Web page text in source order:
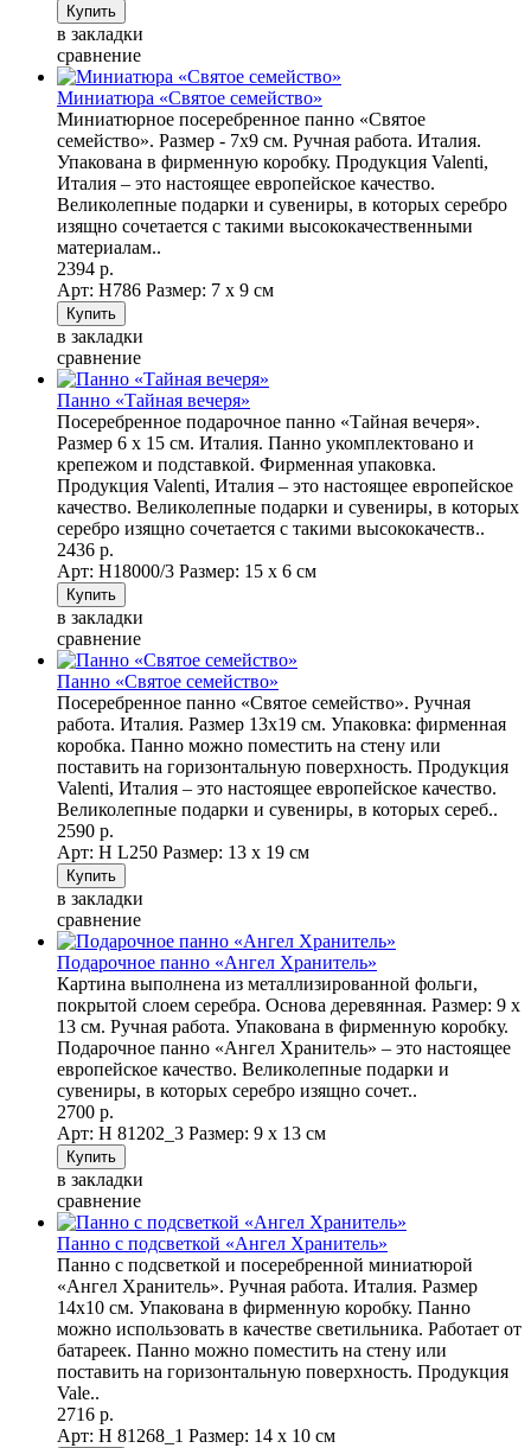
в закладки
сравнение
Миниатюра «Святое семейство»
Миниатюрное посеребренное панно «Святое
семейство». Размер - 7х9 см. Ручная работа. Италия.
Упакована в фирменную коробку. Продукция Valenti,
Италия – это настоящее европейское качество.
Великолепные подарки и сувениры, в которых серебро
изящно сочетается с такими высококачественными
материалам..
2394 р.
Арт: Н786 Размер: 7 х 9 см
в закладки
сравнение
Панно «Тайная вечеря»
Посеребренное подарочное панно «Тайная вечеря».
Размер 6 х 15 см. Италия. Панно укомплектовано и
крепежом и подставкой. Фирменная упаковка.
Продукция Valenti, Италия – это настоящее европейское
качество. Великолепные подарки и сувениры, в которых
серебро изящно сочетается с такими высококачеств..
2436 р.
Арт: Н18000/3 Размер: 15 х 6 см
в закладки
сравнение
Панно «Святое семейство»
Посеребренное панно «Святое семейство». Ручная
работа. Италия. Размер 13х19 см. Упаковка: фирменная
коробка. Панно можно поместить на стену или
поставить на горизонтальную поверхность. Продукция
Valenti, Италия – это настоящее европейское качество.
Великолепные подарки и сувениры, в которых сереб..
2590 р.
Арт: Н L250 Размер: 13 х 19 см
в закладки
сравнение
Подарочное панно «Ангел Хранитель»
Картина выполнена из металлизированной фольги,
покрытой слоем серебра. Основа деревянная. Размер: 9 х
13 см. Ручная работа. Упакована в фирменную коробку.
Подарочное панно «Ангел Хранитель» – это настоящее
европейское качество. Великолепные подарки и
сувениры, в которых серебро изящно сочет..
2700 р.
Арт: Н 81202_3 Размер: 9 х 13 см
в закладки
сравнение
Панно с подсветкой «Ангел Хранитель»
Панно с подсветкой и посеребренной миниатюрой
«Ангел Хранитель». Ручная работа. Италия. Размер
14х10 см. Упакована в фирменную коробку. Панно
можно использовать в качестве светильника. Работает от
батареек. Панно можно поместить на стену или
поставить на горизонтальную поверхность. Продукция
Vale..
2716 р.
Арт: Н 81268_1 Размер: 14 х 10 см